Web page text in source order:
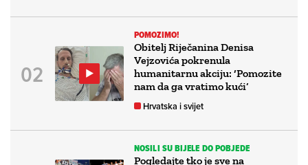
POMOZIMO!
Obitelj Riječanina Denisa
Vejzovića pokrenula
humanitarnu akciju: ‘Pomozite
nam da ga vratimo kući’
Hrvatska i svijet
NOSILI SU BIJELE DO POBJEDE
Pogledajte tko je sve na